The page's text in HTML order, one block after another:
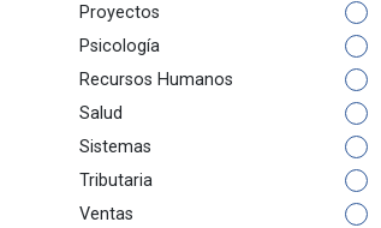
Proyectos
Psicología
Recursos Humanos
Salud
Sistemas
Tributaria
Ventas